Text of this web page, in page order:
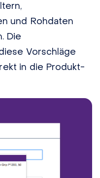
und Rohdaten
Die
Vorschläge
in die Produkt-